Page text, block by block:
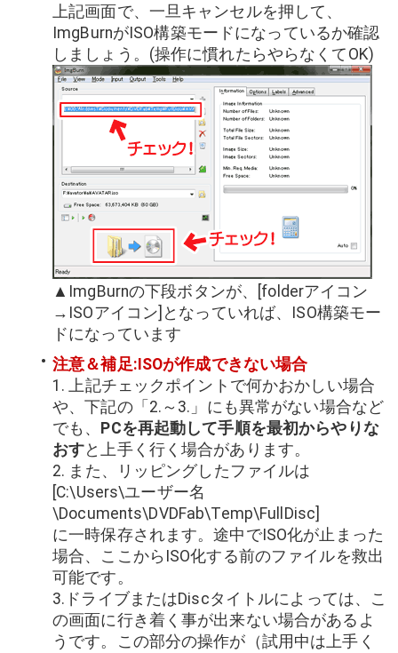
上記画面で、一旦キャンセルを押して、
ImgBurnがISO構築モードになっているか確認
しましょう。(操作に慣れたらやらなくてOK)
▲ImgBurnの下段ボタンが、[folderアイコン
→ISOアイコン]となっていれば、ISO構築モー
ドになっています
注意＆補足:ISOが作成できない場合
1. 上記チェックポイントで何かおかしい場合
や、下記の「2.～3.」にも異常がない場合など
でも、
PCを再起動して手順を最初からやりな
おすと上手く行く場合があります。
2. また、リッピングしたファイルは
[C:\Users\ユーザー名
\Documents\DVDFab\Temp\FullDisc]
に一時保存されます。途中でISO化が止まった
場合、ここからISO化する前のファイルを救出
可能です。
3.ドライブまたはDiscタイトルによっては、こ
の画面に行き着く事が出来ない場合があるよ
うです。この部分の操作が（試用中は上手く